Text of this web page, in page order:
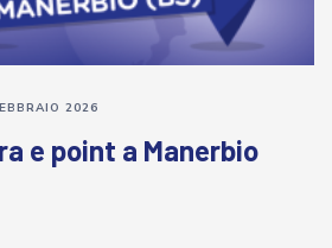
e point a Manerbio
2026